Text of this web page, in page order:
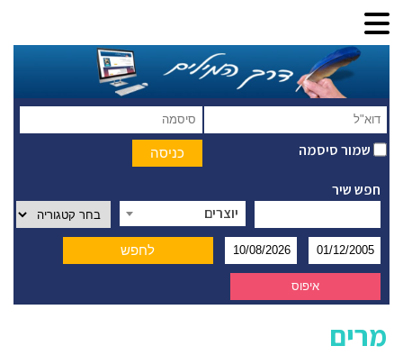
שמור סיסמה
חפש שיר
יוצרים
מרים